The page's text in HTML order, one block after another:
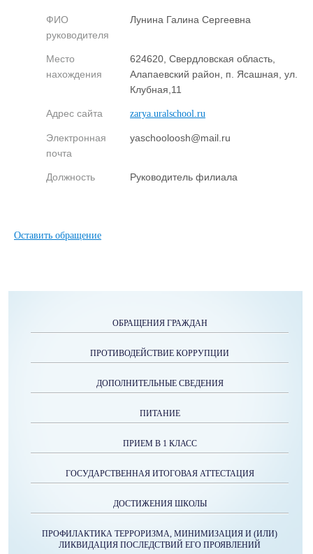
ФИО
руководителя
Лунина Галина Сергеевна
Место
нахождения
624620, Свердловская область,
Алапаевский район, п. Ясашная, ул.
Клубная,11
Адрес сайта zarya.uralschool.ru
Электронная
почта
yaschooloosh@mail.ru
Должность Руководитель филиала
Оставить обращение
ОБРАЩЕНИЯ ГРАЖДАН
ПРОТИВОДЕЙСТВИЕ КОРРУПЦИИ
ДОПОЛНИТЕЛЬНЫЕ СВЕДЕНИЯ
ПИТАНИЕ
ПРИЕМ В 1 КЛАСС
ГОСУДАРСТВЕННАЯ ИТОГОВАЯ АТТЕСТАЦИЯ
ДОСТИЖЕНИЯ ШКОЛЫ
ПРОФИЛАКТИКА ТЕРРОРИЗМА, МИНИМИЗАЦИЯ И (ИЛИ)
ЛИКВИДАЦИЯ ПОСЛЕДСТВИЙ ЕГО ПРОЯВЛЕНИЙ